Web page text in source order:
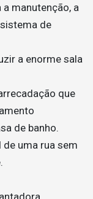
manutenção, a
de
a enorme sala
que
de banho.
uma rua sem